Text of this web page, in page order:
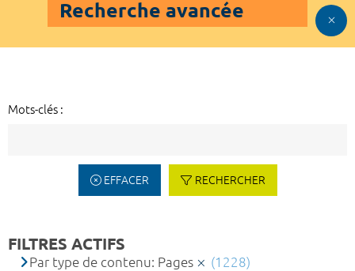
Recherche avancée
Mots-clés :
EFFACER RECHERCHER
FILTRES ACTIFS
Par type de contenu: Pages (1228)